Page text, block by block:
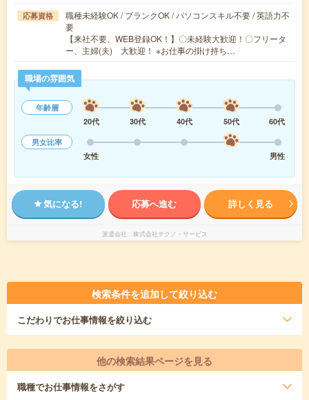
応募資格
職種未経験OK / ブランクOK / パソコンスキル不要 / 英語力不
要
【来社不要、WEB登録OK！】〇未経験大歓迎！〇フリータ
ー、主婦(夫) 大歓迎！ ※お仕事の掛け持ち…
職場の雰囲気
年齢層
20代
30代 40代 50代
60代
男女比率
女性
男性
気になる! 応募へ進む 詳しく見る
派遣会社 株式会社テクノ・サービス
検索条件を追加して絞り込む
こだわりでお仕事情報を絞り込む
他の検索結果ページを見る
職種でお仕事情報をさがす